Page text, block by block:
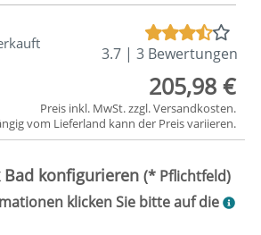
3.7 | 3 Bewertungen
205,98 €
Preis inkl. MwSt. zzgl.Versandkosten.
vom Lieferland kann der Preis variieren.